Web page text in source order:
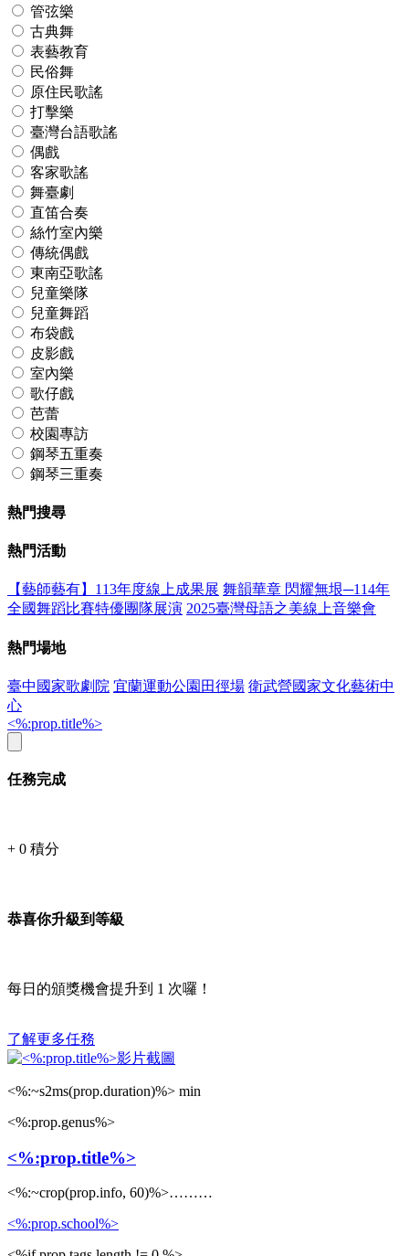
管弦樂
古典舞
表藝教育
民俗舞
原住民歌謠
打擊樂
臺灣台語歌謠
偶戲
客家歌謠
舞臺劇
直笛合奏
絲竹室內樂
傳統偶戲
東南亞歌謠
兒童樂隊
兒童舞蹈
布袋戲
皮影戲
室內樂
歌仔戲
芭蕾
校園專訪
鋼琴五重奏
鋼琴三重奏
熱門搜尋
熱門活動
【藝師藝有】113年度線上成果展 舞韻華章 閃耀無垠─114年
全國舞蹈比賽特優團隊展演 2025臺灣母語之美線上音樂會
熱門場地
臺中國家歌劇院 宜蘭運動公園田徑場 衛武營國家文化藝術中
心
<%:prop.title%>
任務完成
+ 0 積分
恭喜你升級到等級
每日的頒獎機會提升到 1 次囉！
了解更多任務
<%:~s2ms(prop.duration)%> min
<%:prop.genus%>
<%:prop.title%>
<%:~crop(prop.info, 60)%>………
<%:prop.school%>